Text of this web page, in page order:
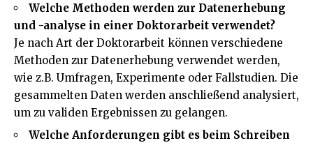
Welche Methoden werden zur Datenerhebung
und -analyse in einer Doktorarbeit verwendet?
Je nach Art der Doktorarbeit können verschiedene
Methoden zur Datenerhebung verwendet werden,
wie z.B. Umfragen, Experimente oder Fallstudien. Die
gesammelten Daten werden anschließend analysiert,
um zu validen Ergebnissen zu gelangen.
Welche Anforderungen gibt es beim Schreiben